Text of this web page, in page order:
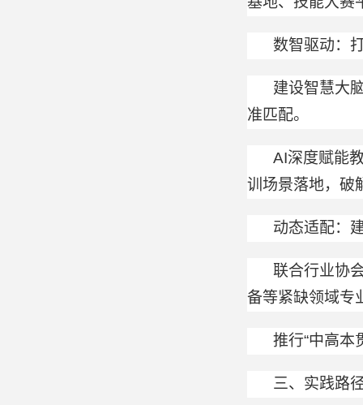
数智驱动：
建设智慧大
准匹配。
AI深度赋能
训场景落地，破
动态适配：
联合行业协
备等紧缺领域专
推行“中高本
三、实践路